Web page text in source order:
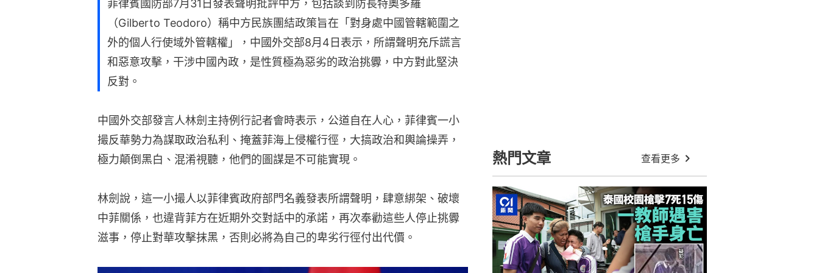
菲律賓國防部7月31日發表聲明批評中方，包括談到防長特奧多羅
（Gilberto Teodoro）稱中方民族團結政策旨在「對身處中國管轄範圍之
外的個人行使域外管轄權」，中國外交部8月4日表示，所謂聲明充斥謊言
和惡意攻擊，干涉中國內政，是性質極為惡劣的政治挑釁，中方對此堅決
反對。
中國外交部發言人林劍主持例行記者會時表示，公道自在人心，菲律賓一小
撮反華勢力為謀取政治私利、掩蓋菲海上侵權行徑，大搞政治和輿論操弄，
極力顛倒黑白、混淆視聽，他們的圖謀是不可能實現。
林劍說，這一小撮人以菲律賓政府部門名義發表所謂聲明，肆意綁架、破壞
中菲關係，也違背菲方在近期外交對話中的承諾，再次奉勸這些人停止挑釁
滋事，停止對華攻擊抹黑，否則必將為自己的卑劣行徑付出代價。
熱門文章 查看更多